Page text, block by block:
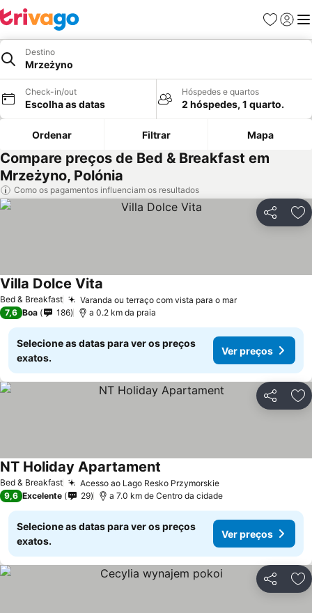
Favoritos
Iniciar
Destino
Mrzeżyno
Check-in/out
Escolha as datas
Hóspedes e quartos
2 hóspedes, 1 quarto.
Ordenar Filtrar Mapa
Compare preços de Bed & Breakfast em
Mrzeżyno, Polónia
Como os pagamentos influenciam os resultados
Partilhar
Bed & Breakfast Varanda ou terraço com vista para o marVer preços
Villa Dolce Vita
7,6 Boa 186 a 0.2 km da praia
Selecione as datas para ver os preços
exatos.
Ver preços
Partilhar
Bed & Breakfast Acesso ao Lago Resko PrzymorskieVer preços
NT Holiday Apartament
9,6 Excelente 29 a 7.0 km de Centro da cidade
Selecione as datas para ver os preços
exatos.
Ver preços
Partilhar